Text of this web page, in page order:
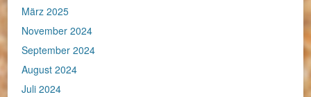
März 2025
November 2024
September 2024
August 2024
Juli 2024